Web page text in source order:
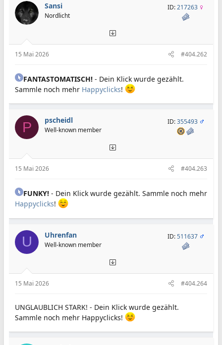
Sansi
Nordlicht
ID:217263
15 Mai 2026 #404.262
FANTASTOMATISCH! - Dein Klick wurde gezählt.
Sammle noch mehr Happyclicks!
P pscheidl
Well-known member
ID:355493
15 Mai 2026 #404.263
FUNKY! - Dein Klick wurde gezählt. Sammle noch mehr
Happyclicks!
U Uhrenfan
Well-known member
ID:511637
15 Mai 2026 #404.264
UNGLAUBLICH STARK! - Dein Klick wurde gezählt.
Sammle noch mehr Happyclicks!